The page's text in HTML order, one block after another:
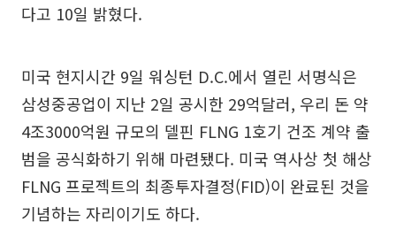
다고 10일 밝혔다.
미국 현지시간 9일 워싱턴 D.C.에서 열린 서명식은
삼성중공업이 지난 2일 공시한 29억달러, 우리 돈 약
4조3000억원 규모의 델핀 FLNG 1호기 건조 계약 출
범을 공식화하기 위해 마련됐다. 미국 역사상 첫 해상
FLNG 프로젝트의 최종투자결정(FID)이 완료된 것을
기념하는 자리이기도 하다.